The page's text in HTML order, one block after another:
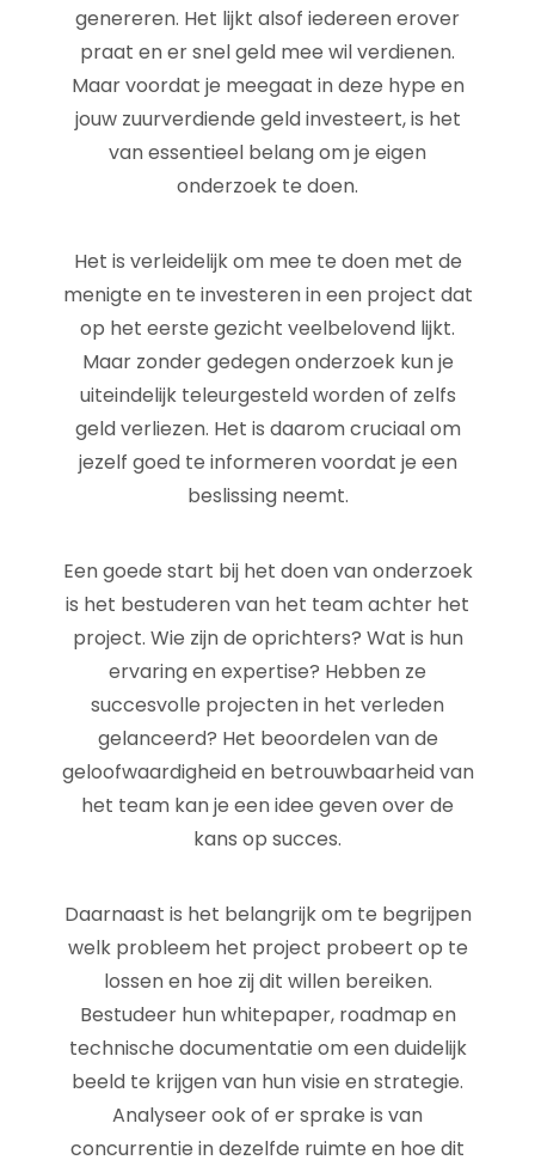
genereren. Het lijkt alsof iedereen erover
praat en er snel geld mee wil verdienen.
Maar voordat je meegaat in deze hype en
jouw zuurverdiende geld investeert, is het
van essentieel belang om je eigen
onderzoek te doen.
Het is verleidelijk om mee te doen met de
menigte en te investeren in een project dat
op het eerste gezicht veelbelovend lijkt.
Maar zonder gedegen onderzoek kun je
uiteindelijk teleurgesteld worden of zelfs
geld verliezen. Het is daarom cruciaal om
jezelf goed te informeren voordat je een
beslissing neemt.
Een goede start bij het doen van onderzoek
is het bestuderen van het team achter het
project. Wie zijn de oprichters? Wat is hun
ervaring en expertise? Hebben ze
succesvolle projecten in het verleden
gelanceerd? Het beoordelen van de
geloofwaardigheid en betrouwbaarheid van
het team kan je een idee geven over de
kans op succes.
Daarnaast is het belangrijk om te begrijpen
welk probleem het project probeert op te
lossen en hoe zij dit willen bereiken.
Bestudeer hun whitepaper, roadmap en
technische documentatie om een duidelijk
beeld te krijgen van hun visie en strategie.
Analyseer ook of er sprake is van
concurrentie in dezelfde ruimte en hoe dit